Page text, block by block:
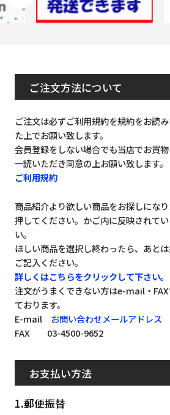
ご注文方法について
ご注文は必ずご利用規約を規約をお読
た上でお願い致します。
会員登録をしない場合でも当店でお買
一読いただき同意の上お願い致します。
ご利用規約
商品紹介より欲しい商品をお探しにな
押してください。かご内に反映されて
い。
ほしい商品を選択し終わったら、あと
ご記入ください。
詳しくはこちらをクリックして下さい。
注文がうまくできない方はe-mail・
ております。
E-mail お問い合わせメールアドレス
FAX 03-4500-9652
お支払い方法
1.郵便振替